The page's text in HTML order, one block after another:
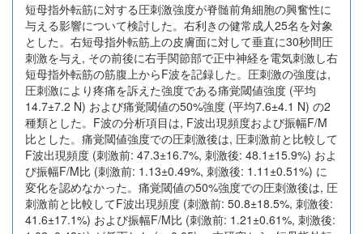
短母指外転筋に対する圧刺激強度が脊髄前角細胞の興奮性に
与える影響について検討した。右利きの健常成人25名を対象
とした。右短母指外転筋上の皮膚面に対して垂直に30秒間圧
刺激を与え, その前後に右手関節部で正中神経を電気刺激し右
短母指外転筋の筋腹上からF波を記録した。圧刺激の強度は,
圧刺激により疼痛を訴えた強度である痛覚閾値強度 (平均
14.7±7.2 N) および痛覚閾値の50%強度 (平均7.6±4.1 N) の2
種類とした。F波の分析項目は, F波出現頻度および振幅F/M
比とした。痛覚閾値強度での圧刺激後は, 圧刺激前と比較して
F波出現頻度 (刺激前: 47.3±16.7%, 刺激後: 48.1±15.9%) およ
び振幅F/M比 (刺激前: 1.13±0.49%, 刺激後: 1.11±0.51%) に
変化を認めなかった。痛覚閾値の50%強度での圧刺激後は, 圧
刺激前と比較してF波出現頻度 (刺激前: 50.8±18.5%, 刺激後:
41.6±17.1%) および振幅F/M比 (刺激前: 1.21±0.61%, 刺激後: